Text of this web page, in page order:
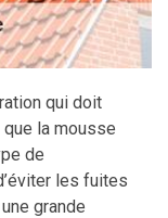
qui doit
la mousse
de
les fuites
grande